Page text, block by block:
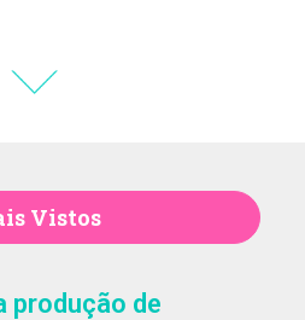
Vistos
produção de